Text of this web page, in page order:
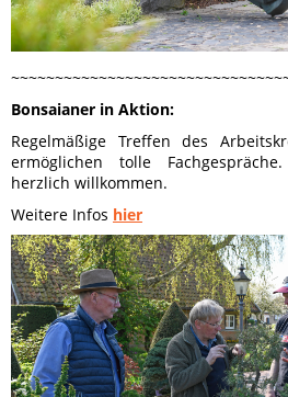
Bonsaianer in Aktion:
Regelmäßige Treffen des
ermöglichen tolle
herzlich willkommen.
Weitere Infos hier